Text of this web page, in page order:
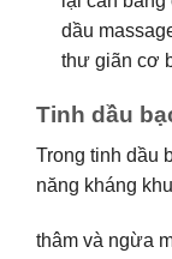
dầu
thư giãn cơ
Tinh dầu
Trong tinh dầu
năng kháng
thâm và ngừa